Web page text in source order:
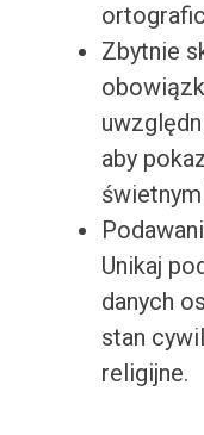
Zbytnie
aby
Unikaj
danych
stan
religijne.